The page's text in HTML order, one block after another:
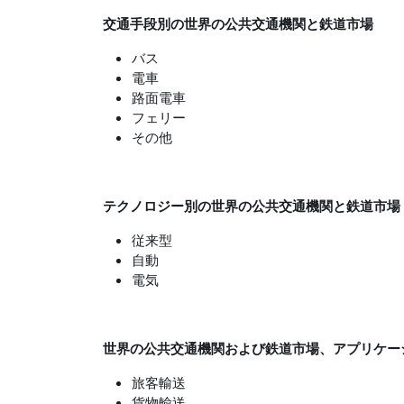
交通手段別の世界の公共交通機関と鉄道市場
バス
電車
路面電車
フェリー
その他
テクノロジー別の世界の公共交通機関と鉄道市場
従来型
自動
電気
世界の公共交通機関および鉄道市場、アプリケ
旅客輸送